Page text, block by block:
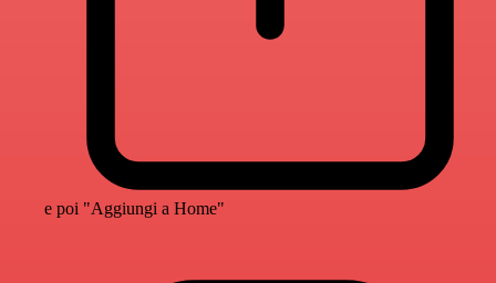
e poi "Aggiungi a Home"